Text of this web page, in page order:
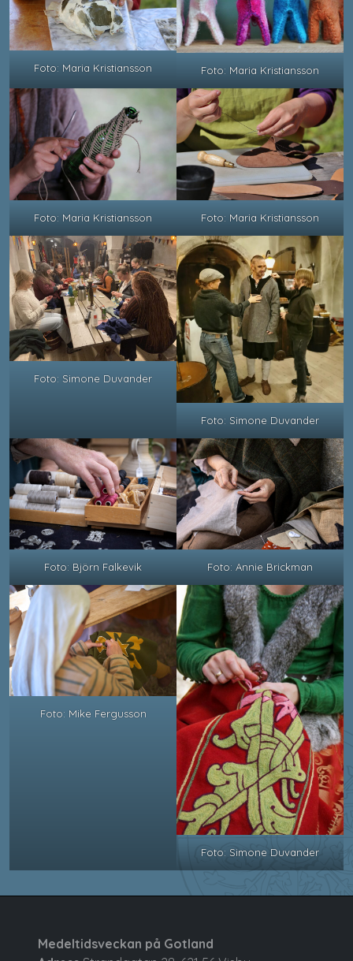
Foto: Maria Kristiansson Foto: Maria Kristiansson
Foto: Maria Kristiansson Foto: Maria Kristiansson
Foto: Simone Duvander
Foto: Simone Duvander
Foto: Björn Falkevik Foto: Annie Brickman
Foto: Mike Fergusson
Foto: Simone Duvander
Medeltidsveckan på Gotland